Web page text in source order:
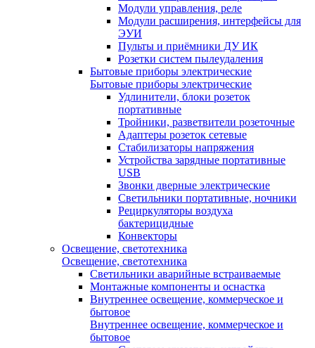
Модули управления, реле
Модули расширения, интерфейсы для
ЭУИ
Пульты и приёмники ДУ ИК
Розетки систем пылеудаления
Бытовые приборы электрические
Бытовые приборы электрические
Удлинители, блоки розеток
портативные
Тройники, разветвители розеточные
Адаптеры розеток сетевые
Стабилизаторы напряжения
Устройства зарядные портативные
USB
Звонки дверные электрические
Светильники портативные, ночники
Рециркуляторы воздуха
бактерицидные
Конвекторы
Освещение, светотехника
Освещение, светотехника
Светильники аварийные встраиваемые
Монтажные компоненты и оснастка
Внутреннее освещение, коммерческое и
бытовое
Внутреннее освещение, коммерческое и
бытовое